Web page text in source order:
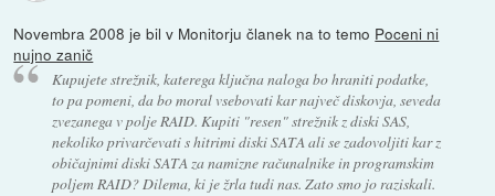
Novembra 2008 je bil v Monitorju članek na to temo Poceni ni
nujno zanič
Kupujete strežnik, katerega ključna naloga bo hraniti podatke,
to pa pomeni, da bo moral vsebovati kar največ diskovja, seveda
zvezanega v polje RAID. Kupiti "resen" strežnik z diski SAS,
nekoliko privarčevati s hitrimi diski SATA ali se zadovoljiti kar z
običajnimi diski SATA za namizne računalnike in programskim
poljem RAID? Dilema, ki je žrla tudi nas. Zato smo jo raziskali.